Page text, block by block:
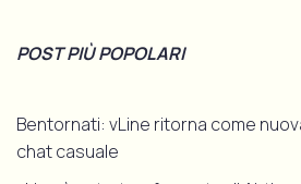
POST PIÙ POPOLARI
Bentornati: vLine ritorna come
chat casuale